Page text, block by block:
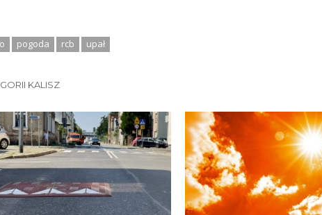
pogoda rcb upał
KALISZ